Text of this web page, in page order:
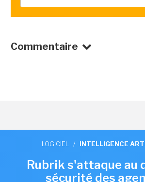
Commentaire
LOGICIEL / INTELLIGENCE
Rubrik s'attaque au
sécurité des